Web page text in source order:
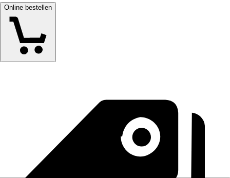
Online bestellen